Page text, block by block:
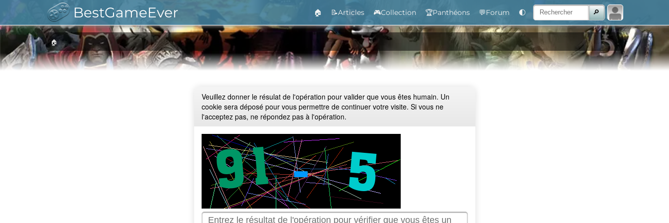
BestGameEver 🏠 📝Articles 🎮Collection 🏆Panthéons 💬Forum 🌓
🏠
Veuillez donner le résulat de l'opération pour valider que vous êtes humain. Un
cookie sera déposé pour vous permettre de continuer votre visite. Si vous ne
l'acceptez pas, ne répondez pas à l'opération.